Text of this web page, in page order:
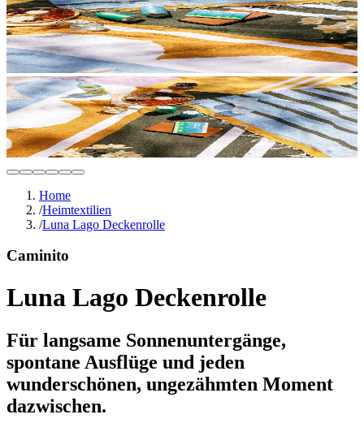
Home
/Heimtextilien
/Luna Lago Deckenrolle
Caminito
Luna Lago Deckenrolle
Für langsame Sonnenuntergänge,
spontane Ausflüge und jeden
wunderschönen, ungezähmten Moment
dazwischen.